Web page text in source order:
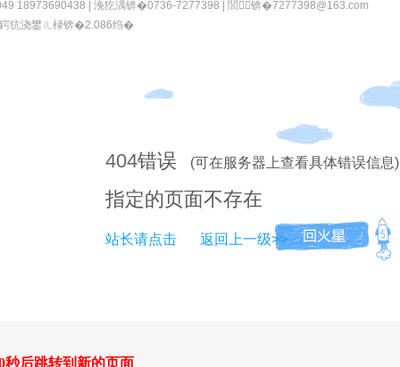
18973690438 | 浼犵湡锛�0736-7277398 | 閭锛�7277398@163.com
犺浇鐢ㄦ椂锛�2.086绉�
404错误 (可在服务器上查看具体错误信息)
指定的页面不存在
站长请点击 返回上一级>>